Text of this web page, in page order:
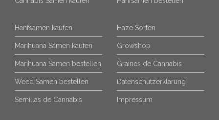
Hanfsamen kaufen
Marihuana Samen kaufen
Marihuana Samen bestellen
Weed Samen bestellen
Semillas de Cannabis
Haze Sorten
Growshop
Graines de Cannabis
Datenschutzerklärung
Impressum